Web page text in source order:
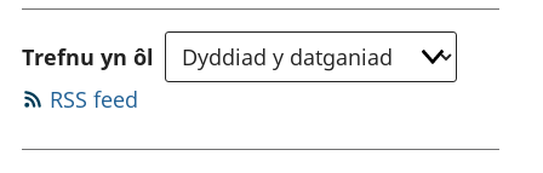
Trefnu yn ôl
RSS feed